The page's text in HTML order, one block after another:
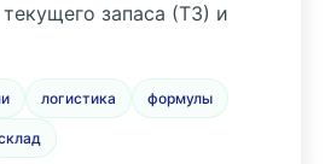
запаса (ТЗ) и
логистика формулы